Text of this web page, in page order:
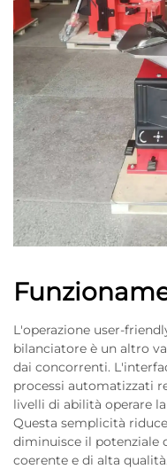
L'operazione user-
bilanciatore è un altro
dai concorrenti.
processi automatizzati
livelli di abilità operare
Questa semplicità
diminuisce il potenziale
coerente e di alta